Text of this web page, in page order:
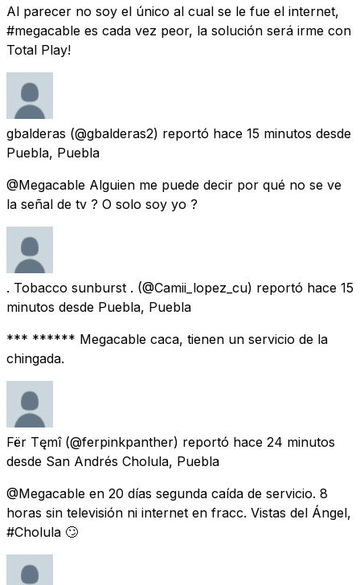
Al parecer no soy el único al cual se le fue el internet,
#megacable es cada vez peor, la solución será irme con
Total Play!
gbalderas (@gbalderas2) reportó hace 15 minutos desde
Puebla, Puebla
@Megacable Alguien me puede decir por qué no se ve
la señal de tv ? O solo soy yo ?
. Tobacco sunburst . (@Camii_lopez_cu) reportó hace 15
minutos desde Puebla, Puebla
*** ****** Megacable caca, tienen un servicio de la
chingada.
Fër Tęmî (@ferpinkpanther) reportó hace 24 minutos
desde San Andrés Cholula, Puebla
@Megacable en 20 días segunda caída de servicio. 8
horas sin televisión ni internet en fracc. Vistas del Ángel,
#Cholula 🙄